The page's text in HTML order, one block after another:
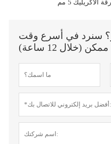
الاكريليك 5 مم
سنرد في أسرع وقت
ممكن (خلال 12 ساعة)